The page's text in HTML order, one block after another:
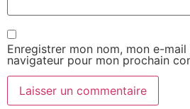
Enregistrer mon nom, mon e-
navigateur pour mon prochain